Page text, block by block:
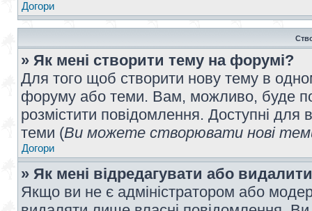
Догори
» Як мені створити тему на форумі?
Для того щоб створити нову тему в
форуму або теми. Вам, можливо, буде
розмістити повідомлення. Доступні для
теми (Ви можете створювати нові
Догори
» Як мені відредагувати або
Якщо ви не є адміністратором або